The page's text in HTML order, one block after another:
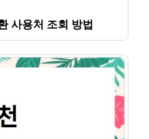
사용처 조회 방법